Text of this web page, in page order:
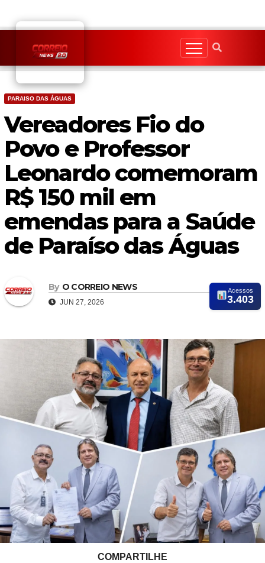
content
PARAISO DAS ÁGUAS
Vereadores Fio do
Povo e Professor
Leonardo comemoram
R$ 150 mil em
emendas para a Saúde
de Paraíso das Águas
By O CORREIO NEWS
JUN 27, 2026
Acessos
3.403
COMPARTILHE